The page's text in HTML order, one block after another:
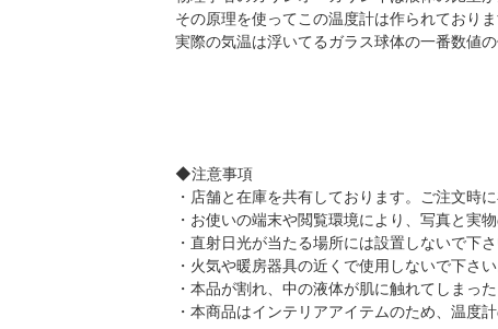
その原理を使ってこの温度計は作られており
実際の気温は浮いてるガラス球体の一番数値
◆注意事項
・店舗と在庫を共有しております。ご注文時
・お使いの端末や閲覧環境により、写真と実
・直射日光が当たる場所には設置しないで下
・火気や暖房器具の近くで使用しないで下さい
・本品が割れ、中の液体が肌に触れてしまっ
・本商品はインテリアアイテムのため、温度